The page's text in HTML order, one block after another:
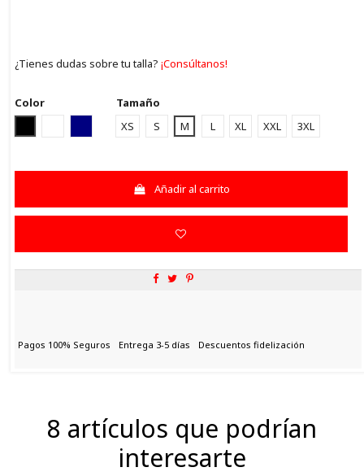
¿Tienes dudas sobre tu talla? ¡Consúltanos!
Color
Tamaño
XS
S M L XL XXL 3XL
Añadir al carrito
Pagos 100% Seguros Entrega 3-5 días Descuentos fidelización
8 artículos que podrían
interesarte